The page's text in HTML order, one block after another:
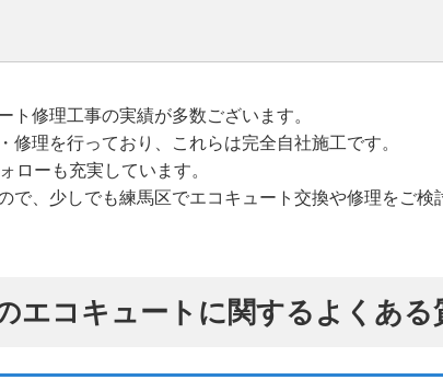
ト修理工事の実績が多数ございます。
理を行っており、これらは完全自社施工です。
ローも充実しています。
で、少しでも練馬区でエコキュート交換や修理をご
エコキュートに関するよくある